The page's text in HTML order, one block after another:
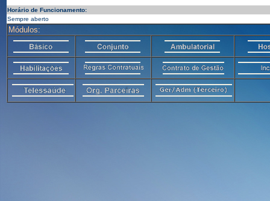
Horário de Funcionamento:
Sempre aberto
Módulos: